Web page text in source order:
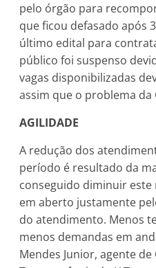
pelo órgão para
que ficou defasado após
último edital para
público foi suspenso
vagas disponibilizadas
assim que o problema
AGILIDADE
A redução dos
período é resultado da
conseguido diminuir
em aberto justamente
do atendimento. Menos
menos demandas em
Mendes Junior, agente